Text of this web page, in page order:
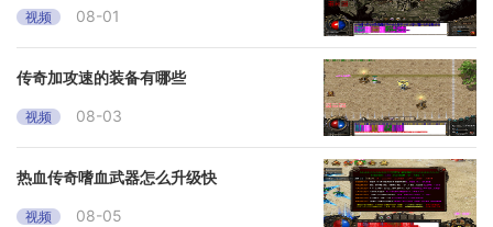
视频 08-01
传奇加攻速的装备有哪些
视频 08-03
热血传奇嗜血武器怎么升级快
视频 08-05